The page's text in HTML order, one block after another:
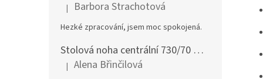
Hodnocení produktu je 5 z 5 hvězdiček.
| Barbora Strachotová
Hezké zpracování, jsem moc spokojená.
Stolová noha centrální 730/70 mm stříbrná
Hodnocení produktu je 5 z 5 hvězdiček.
| Alena Břinčilová